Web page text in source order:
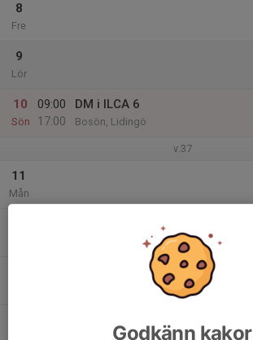
8
Fre
9
Lör
10
Sön
09:00
17:00
DM i ILCA 6
Bosön, Lidingö
v.37
11
Mån
Laser Blå träning
Godkänn kakor